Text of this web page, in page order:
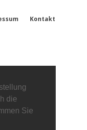
die
Sie
Kontakt